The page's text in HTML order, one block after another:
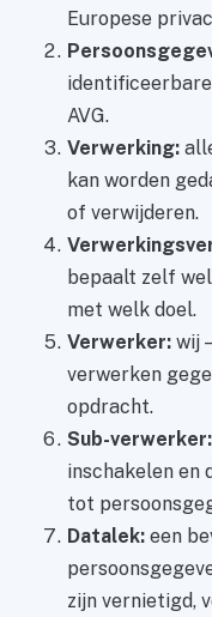
Europese
AVG.
Verwerking:
kan worden
of verwijderen.
bepaalt zelf
met welk doel.
Verwerker: wij
verwerken
opdracht.
Sub-verwerker:
inschakelen en
tot
Datalek: een
zijn vernietigd,